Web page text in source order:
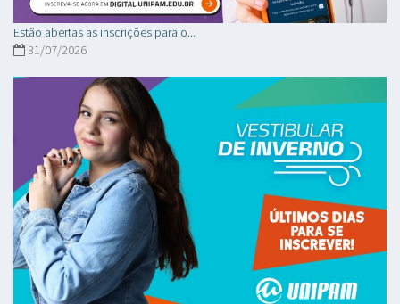
Estão abertas as inscrições para o...
31/07/2026